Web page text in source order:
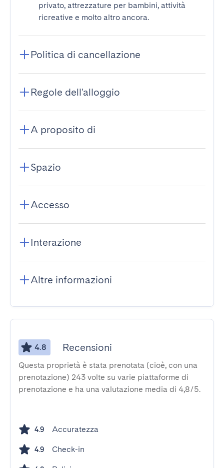
privato, attrezzature per bambini, attività
ricreative e molto altro ancora.
Politica di cancellazione
Regole dell'alloggio
A proposito di
Spazio
Accesso
Interazione
Altre informazioni
4.8 Recensioni
Questa proprietà è stata prenotata (cioè, con una
prenotazione) 243 volte su varie piattaforme di
prenotazione e ha una valutazione media di 4,8/5.
4.9 Accuratezza
4.9 Check-in